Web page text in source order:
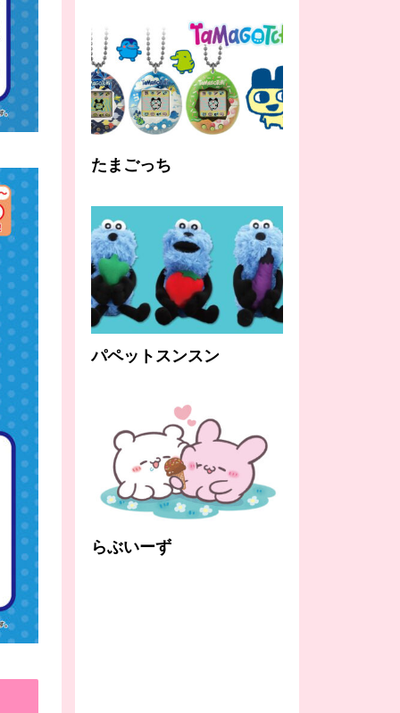
たまごっち
パペットスンスン
らぶいーず